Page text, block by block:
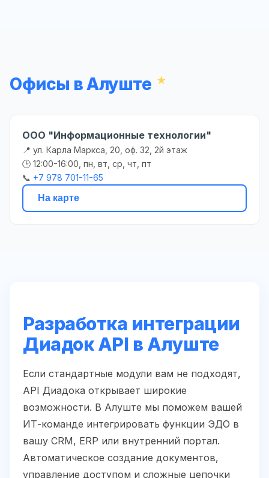
Офисы в Алуште
ООО "Информационные технологии"
📍 ул. Карла Маркса, 20, оф. 32, 2й этаж
🕒 12:00-16:00, пн, вт, ср, чт, пт
📞 +7 978 701-11-65
На карте
Разработка интеграции
Диадок API в Алуште
Если стандартные модули вам не подходят,
API Диадока открывает широкие
возможности. В Алуште мы поможем вашей
ИТ-команде интегрировать функции ЭДО в
вашу CRM, ERP или внутренний портал.
Автоматическое создание документов,
управление доступом и сложные цепочки